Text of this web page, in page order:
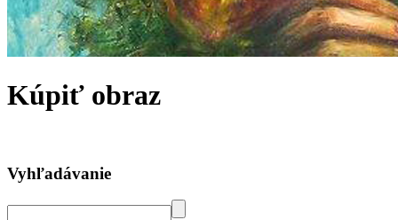
Kúpiť obraz
Vyhľadávanie